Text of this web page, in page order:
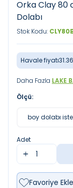
Orka Clay 80
Dolabı
Stok Kodu:
Havale fiyatı
Daha Fazla LAKE
Ölçü:
boy dolabı
Adet
Favoriye Ekle